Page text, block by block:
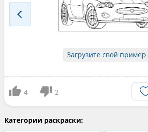
Загрузите свой пример
4 2
Категории раскраски: